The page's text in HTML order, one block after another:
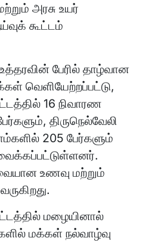
அரசு உயர்
கூட்டம்
பேரில் தாழ்வான
வெளியேற்றப்பட்டு,
16 நிவாரண
திருநெல்வேலி
205 பேர்களும்
உணவு மற்றும்
மழையினால்
மக்கள் நல்வாழ்வு